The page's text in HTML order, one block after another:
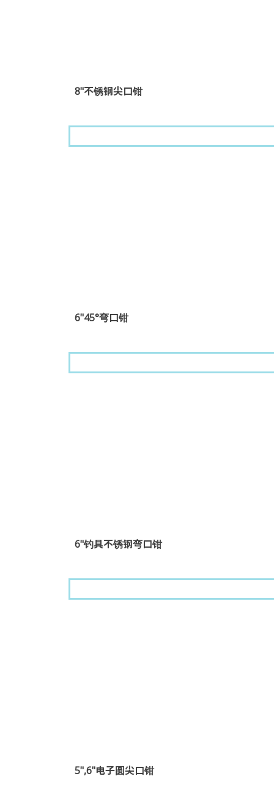
8"不锈钢尖口钳
6"45°弯口钳
6"钓具不锈钢弯口钳
5",6"电子圆尖口钳